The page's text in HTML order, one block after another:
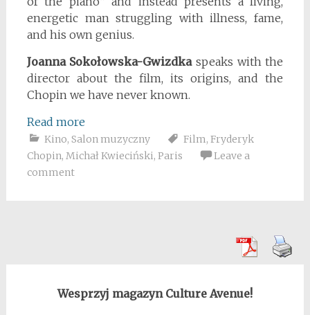
energetic man struggling with illness, fame,
and his own genius.
Joanna Sokołowska-Gwizdkaspeaks with the
director about the film, its origins, and the
Chopin we have never known.
Read more
Kino, Salon muzyczny Film, Fryderyk
Chopin, Michał Kwieciński, Paris
Leave a
comment
Wesprzyj magazyn Culture Avenue!